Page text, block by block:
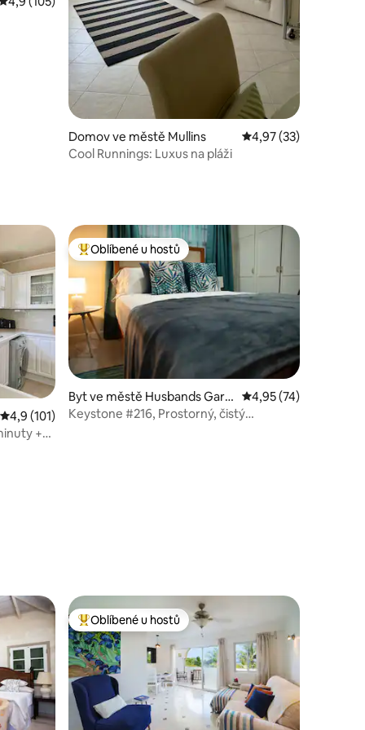
Domov ve městě Mullins Průměrné hodnocení
4,97 (33)
Cool Runnings: Luxus na pláži
Průměrné hodnocení 4,9 z 5, 101 hodnocení
4,9 (101)
+
Nejlepší v kategorii Oblíbené u hostů
Oblíbené u hostů
Byt ve městě Husbands Gard
ens
Průměrné hodnocení
4,95 (74)
Keystone #216, Prostorný, čistý
Nejlepší v kategorii Oblíbené u hostů
Oblíbené u hostů